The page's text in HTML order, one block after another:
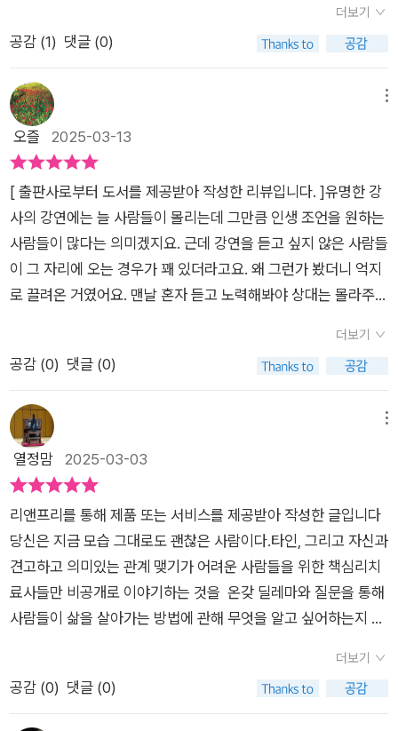
해보라. 자기 자신 그대로 살아가는 것에 익숙해지고, 용기를 내
어 마음을 나누어보자. 그렇게 할 때, 놀라운 변화를 경험할 수 있
을 것이다. 관계가 개선되고, 소통이 원활해지고, 삶이 더 평온하
고 흥미로워지며, 사람들과 더 가까워진 기분을 느끼게 될 것이
다. 있는 그대로의 나를 받아들이는 것은 더 나은 삶으로 나아가
는 첫걸음이다. 당신은 이미 충분히 괜찮은 사람이다!
사랑하고 이렇게나 열심히 너에게 어필하는데 어떻게 나에게 감
정을 표현하지 않고 나를 선택하지 않느냐’는 일방적인 태도로 눈
혹은 자기인식의 결여가 가장 근본적인 문제의 이유로 보였습니
다. 내가 어디에 있는지, 내가 어디로 가려고 하는지, 그러기 위해
서 내가 하는 행동은 어떠한지,를 분명하게 스스로 바라볼 수 없
을 때의 상황에 좋은(?) 시뮬레이션이었다 싶었습니다. “나는 자
극적인 사랑에 중독된 사람들에게 당신의 이상형은 당신에게 이
상적인 사람이 아니라는 말을 종종 한다. 파트너를 고르는 것은
커튼을 고르는 것과 다르다.” -p.058, ‘집착은 사랑이 아니다.’
中서론에서 밝힌 이 책의 분명한 목적에 걸맞게, 다양한 관계문
제를 챕터로 구분하고, 또 다양한 사례들을 거론하며 이에 대한
박스에 담겨진 ‘일상의 지혜’는 그것만으로 꽤 근사한 인간관계에
대한 아포리즘이자 실마리를 제공합니다. “감정을 관찰하되 내
가 곧 그 감정이 되지는 말자. 감정에 완전히 압도되는 대신 감정
을 관찰할 수 있도록 중립적인 부분을 조금이라도 유지하자.” -
p.224, ‘스트레스와 불안 다스리기’ 中그럼에도 불구하고, 누구
나 책 읽는 것 만으로 삶이나 관계가 바뀌고 개선되지 않음을 압
로소 시작되는 것임을 말입니다. 아무리 좋은 파트너나 멘토가 있
다고 해도 내가 나 스스로 무언가를 해볼 마음이 없다면, 시도하
지 않는다면 그야말로 ‘호수에 비친 달 그림자를 쫓는 꼴’이 되고
말겁니다. “자기 인식과 삶에 대처하는 능력을 키우는 것은 온종
일 자기 성찰에 몰두하는 것을 의미하지 않는다. 중요한 것은 내
가 느끼는 감정과 타인에게 미치는 영향에 책임을 지는 것이
다.” -p.283, ‘에필로그’ 中#내가사랑하는사람들이책을읽었으
렇기에 정답은 없겠지만 조금이나 도움이 될 현명한 조언 내지는
충고일 수도 있는 이야기를 담은 『내가 사랑하는 사람들이 이 책
걸쳐서 우리가 관계에서 겪는 문제와 그 문제를 현명하게 해결할
수 있는 조언들을 제시하는데 가장 먼저 타인과의 사랑, 나를 사
랑하는 것에 대한 조언을 통해서 우리가 왜 사람들과 연결되기를
야 하는지를 알려주며 이는 스스로에 대한 어떤 자신감 내지는 자
존감으로 이어지며 단단한 자기감을 유지해야 한다고 말한다. 또
실제 우리가 생활 속에서 마주하게 되는 분쟁 내지는 갈등 상황을
보여주며 각각에 대해 어떻게 대처해야 하는지를 보여주는데 흥
미로운 점은 개인 생활과 직장 생활을 나눠서 이야기한다는 것이
며 논쟁의 사례를 7가지를 통해서 좀더 구체적으로 접근하고 있
는 점이 좋았다.해결되지 않는 관계 속 문제는 우리에게 상당한
하는 것이 중요한데 흥미로운 점은 좋든 나쁘든 헤처나가야 한다
는 것이다. 이에 대한 구체적인 방법이 제시되는데 사실 이런 상
황 속에서 말처럼 행동하기가 쉽지 않다는 것은 누구나 알겠지만
그럼에도 그 자리에 머물러 있는다면 아무런 해결도 되지 않는다
는 것을 생각할 때 가능한한 적극적으로 대처할 필요가 있을 것이
다. 끝으로 결국은 타인과의 관계 속에서 만족감을 얻기 위해선
가장 먼저 자족감이 해소되어야 하는 것임을 알 수 있는데 스스로
가 단단한 사람이 될 필요가 있다는 생각이 든다. 이를 위해서 우
리는 스트레스와 불안, 트라우마를 해결해야 하고 스스로가 충족
를 찾아야만 결국 내가 나를 사랑하고 내가 관계 맺는 사람들과의
사이에서도 현명한 대처가 필요할 것이라 생각하기에 이 책을 통
해 스스로를 사랑하고 나를 중요하게 생각하는 것을 가장 바탕으
더보기
공감 (1) 댓글 (0)
오즐 2025-03-13
[ 출판사로부터 도서를 제공받아 작성한 리뷰입니다. ]유명한 강
사의 강연에는 늘 사람들이 몰리는데 그만큼 인생 조언을 원하는
사람들이 많다는 의미겠지요. 근데 강연을 듣고 싶지 않은 사람들
이 그 자리에 오는 경우가 꽤 있더라고요. 왜 그런가 봤더니 억지
로 끌려온 거였어요. 맨날 혼자 듣고 노력해봐야 상대는 몰라주니
계획이었던 거죠. 손바닥도 마주쳐야 소리가 나고, 관계는 서로
노력해야 개선될 수 있잖아요. 바로 그 생각을 그대로 옮겨 놓은
사람들이 이 책을 읽었으면》은 세계적인 심리치료사 필리파 페리
의 책이에요. 이 책은 '인생에서 중요한 모든 관계에 도움이 될 냉
철하면서도 현명한 조언들'이 담겨 있는데, 저자의 서문을 읽으면
칼럼니스트로 일하며, 강연과 행사에서 수많은 질문을 받아왔던
저자는 이 책을 통해 답해주고 있네요.'사람들은 처음 상담받을
때 다른 사람에 관해서만 이야기하고 싶어 한다. 나는 그들에게
다른 사람은 어떻게 할 수 없어도 자신은 통제할 수 있다고 말한
다. 많은 사람이 이해하지 못하는 것이지만, 우리에게는 반응하고
대응하는 방식을 바꿀 힘이 있다. 우리는 우선순위와 신념체계,
습관적인 대응을 바꿀 수 있다. ... 나를 있는 그대로 드러낼 수 있
더보기
공감 (0) 댓글 (0)
열정맘 2025-03-03
리앤프리를 통해 제품 또는 서비스를 제공받아 작성한 글입니다
당신은 지금 모습 그대로도 괜찮은 사람이다.타인, 그리고 자신과
견고하고 의미있는 관계 맺기가 어려운 사람들을 위한 책심리치
료사들만 비공개로 이야기하는 것을 온갖 딜레마와 질문을 통해
사람들이 삶을 살아가는 방법에 관해 무엇을 알고 싶어하는지 파
상에 속해 있다고 느끼기 위해 평생 연결이 필요한 존재라는 뜻,
여기서 연결은 내게 사람과의 연결을 말하나, 생각,공간,사물과도
연결될 수 있다.인간은 타인과 연결되어 있다고 느끼는 것은 인간
더보기
공감 (0) 댓글 (0)